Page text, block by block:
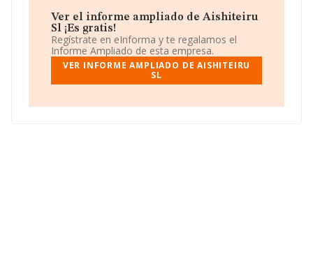
'Intermediarios del comercio de productos diversos'. No
realiza actividad de importación y/o exportación.
Para comunicarse con sus oficinas, el número de
teléfono es 913612280 y su email es
financiero@contenidosev.com.
identificación fiscal B81513558, tiene domicilio fiscal en
Ver el informe ampliado de Aishiteiru
Sl ¡Es gratis!
Regístrate en eInforma y te regalamos el
Informe Ampliado de esta empresa.
VER INFORME AMPLIADO DE AISHITEIRU
SL